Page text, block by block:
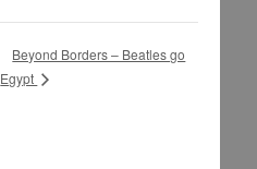
Beyond Borders – Beatles go
Egypt